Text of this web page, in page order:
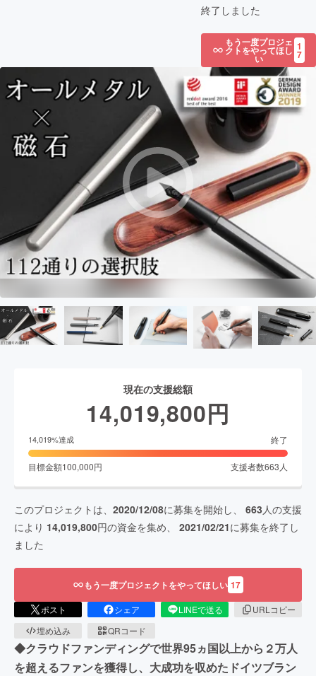
終了しました
もう一度プロジェ
クトをやってほし
い
1
7
現在の支援総額
14,019,800円
14,019%達成 終了
目標金額100,000円 支援者数663 人
このプロジェクトは、 2020/12/08に募集を開始し、 663 人の支援
により 14,019,800円の資金を集め、 2021/02/21に募集を終了し
ました
もう一度プロジェクトをやってほしい 17
ポスト シェア LINEで送る
URLコピー
埋め込み
QRコード
◆クラウドファンディングで世界95ヵ国以上から２万人
を超えるファンを獲得し、大成功を収めたドイツブラン